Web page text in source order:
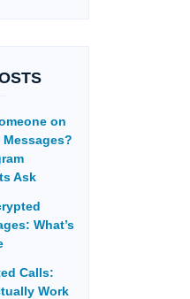
on
Messages?
Ask
What’s
Calls:
Work